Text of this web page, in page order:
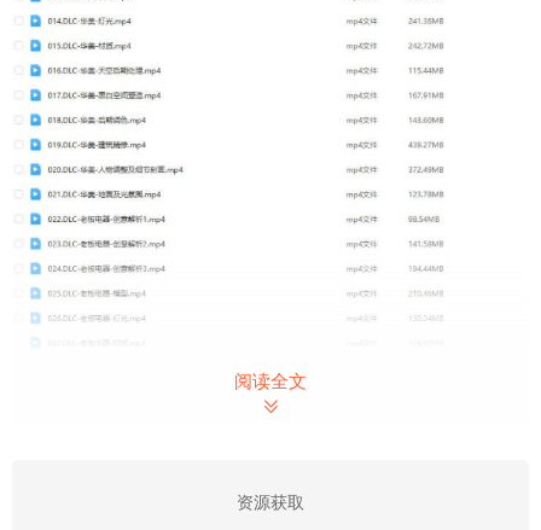
美好。感谢你的关注和阅读。
阅读全文
资源获取